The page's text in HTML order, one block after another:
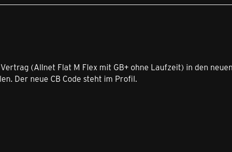
(Allnet Flat M Flex mit GB+ ohne Laufzeit) in den
Der neue CB Code steht im Profil.